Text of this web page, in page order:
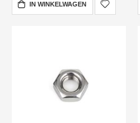
IN WINKELWAGEN